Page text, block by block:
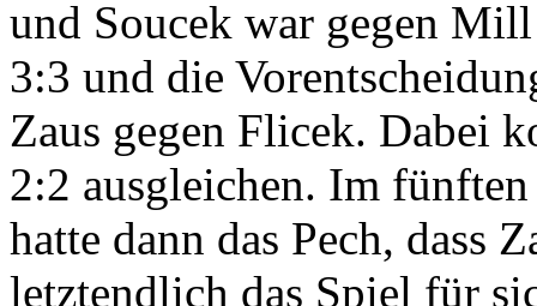
und Soucek war gegen
3:3 und die
Zaus gegen Flicek. Dabei
2:2 ausgleichen. Im
hatte dann das Pech, dass
letztendlich das Spiel für